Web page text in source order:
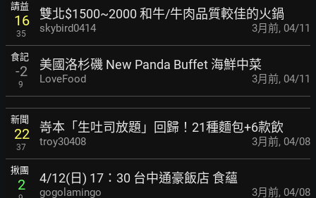
請益
16
35
雙北$1500~2000 和牛/牛肉品質較佳的火鍋
skybird0414 3月前, 04/11
食記
-2
9
美國洛杉磯 New Panda Buffet 海鮮中菜
LoveFood 3月前, 04/11
新聞
22
37
嵜本「生吐司放題」回歸！21種麵包+6款飲
troy30408 3月前, 04/08
揪團
2 4/12(日) 17：30 台中通豪飯店 食蘊
gogolamingo 3月前, 04/08